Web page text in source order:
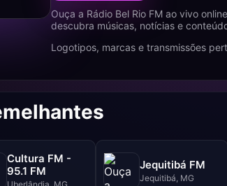
Ouça a Rádio Bel Rio FM ao vivo
descubra músicas, notícias e
Logotipos, marcas e transmissões
Cultura FM -
95.1 FM
Uberlândia, MG
Jequitibá FM
Jequitibá, MG